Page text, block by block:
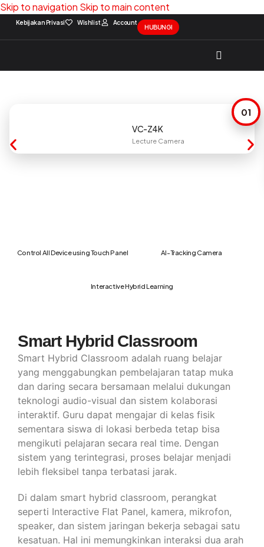
Skip to navigation Skip to main content
Kebijakan Privasi Wishlist Account
HUBUNGI
VC-Z4K
Lecture Camera
01
Control All Device using Touch Panel AI-Tracking Camera
Interactive Hybrid Learning
Smart Hybrid Classroom
Smart Hybrid Classroom adalah ruang belajar
yang menggabungkan pembelajaran tatap muka
dan daring secara bersamaan melalui dukungan
teknologi audio-visual dan sistem kolaborasi
interaktif. Guru dapat mengajar di kelas fisik
sementara siswa di lokasi berbeda tetap bisa
mengikuti pelajaran secara real time. Dengan
sistem yang terintegrasi, proses belajar menjadi
lebih fleksibel tanpa terbatasi jarak.
Di dalam smart hybrid classroom, perangkat
seperti Interactive Flat Panel, kamera, mikrofon,
speaker, dan sistem jaringan bekerja sebagai satu
kesatuan. Hal ini memungkinkan interaksi dua arah